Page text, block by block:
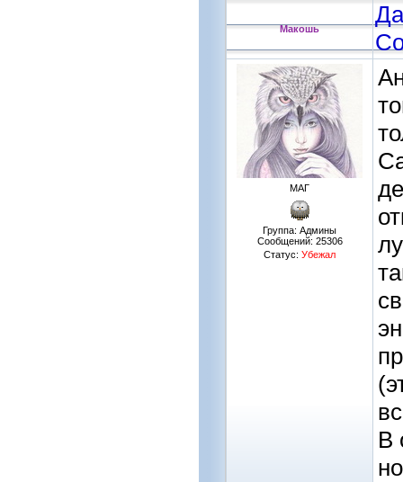
Макошь
МАГ
Группа: Админы
Сообщений: 25306
Статус: Убежал
В